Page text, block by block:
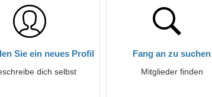
Sie ein neues Profil
dich selbst
Fang an zu suchen
Mitglieder finden